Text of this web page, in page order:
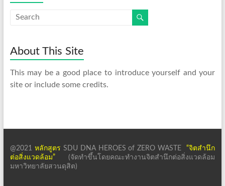
About This Site
This may be a good place to introduce yourself and your
site or include some credits.
@2021 หลักสูตร SDU DNA HEROES of ZERO WASTE“จิตสำนึก
ต่อสิ่งแวดล้อม”(จัดทำขึ้นโดยคณะทำงานจิตสำนึกต่อสิ่งแวดล้อม
มหาวิทยาลัยสวนดุสิต)